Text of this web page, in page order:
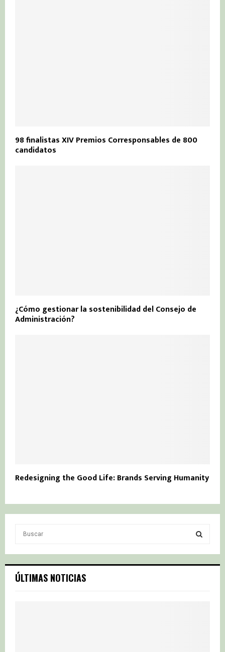
98 finalistas XIV Premios Corresponsables de 800
candidatos
¿Cómo gestionar la sostenibilidad del Consejo de
Administración?
Redesigning the Good Life: Brands Serving Humanity
c
h
S
ÚLTIMAS NOTICIAS